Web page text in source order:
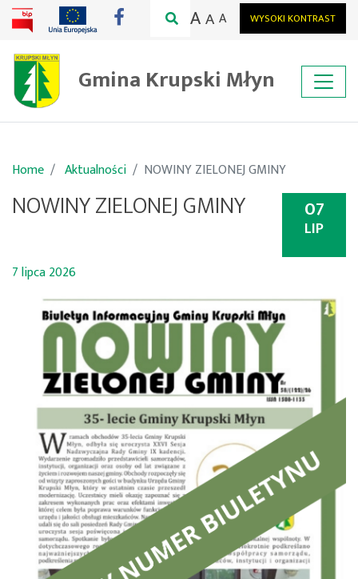
WYSOKI KONTRAST
AA A
Gmina Krupski Młyn
Home Aktualności NOWINY ZIELONEJ GMINY
07
LIP
NOWINY ZIELONEJ GMINY
7 lipca 2026